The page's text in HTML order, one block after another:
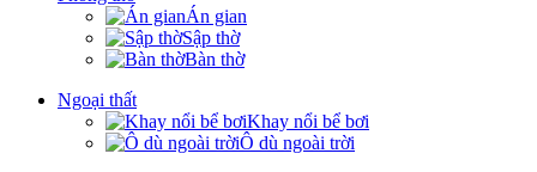
Án gian
Sập thờ
Bàn thờ
Ngoại thất
Khay nổi bể bơi
Ô dù ngoài trời